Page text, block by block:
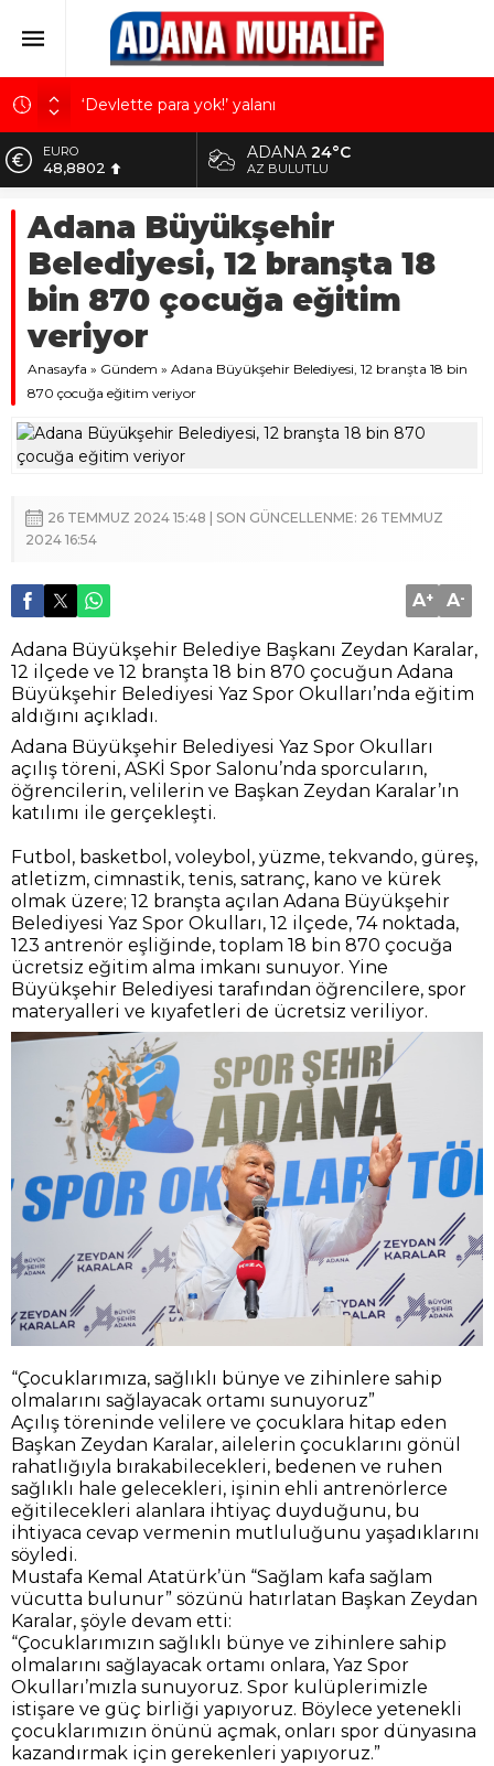
‘Devlette para yok!’ yalanı
Kuru meyve sektörü 2 milyar dolar ihracat hedefi
için Ankara’dan destek istedi
Mobilya ihracatında Avrupa ivmesi
Göz için “Akıllı Mercek” herkes için uygun mu?
Devletin iki bilançosu: Görünen bütçe, bütçe dışı
riskler ve hazineyi bekleyen yük
ALTIN
5.629,56
10.824,63
DOLAR
42,2340
48,8802
ADANA24°C
AZ BULUTLU
Adana Büyükşehir
Belediyesi, 12 branşta 18
bin 870 çocuğa eğitim
veriyor
Anasayfa » Gündem » Adana Büyükşehir Belediyesi, 12 branşta 18 bin
870 çocuğa eğitim veriyor
26 TEMMUZ 2024 15:48 | SON GÜNCELLENME: 26 TEMMUZ
2024 16:54
A+ A-
Adana Büyükşehir Belediye Başkanı Zeydan Karalar,
12 ilçede ve 12 branşta 18 bin 870 çocuğun Adana
Büyükşehir Belediyesi Yaz Spor Okulları’nda eğitim
aldığını açıkladı.
Adana Büyükşehir Belediyesi Yaz Spor Okulları
açılış töreni, ASKİ Spor Salonu’nda sporcuların,
öğrencilerin, velilerin ve Başkan Zeydan Karalar’ın
katılımı ile gerçekleşti.
Futbol, basketbol, voleybol, yüzme, tekvando, güreş,
atletizm, cimnastik, tenis, satranç, kano ve kürek
olmak üzere; 12 branşta açılan Adana Büyükşehir
Belediyesi Yaz Spor Okulları, 12 ilçede, 74 noktada,
123 antrenör eşliğinde, toplam 18 bin 870 çocuğa
ücretsiz eğitim alma imkanı sunuyor. Yine
Büyükşehir Belediyesi tarafından öğrencilere, spor
materyalleri ve kıyafetleri de ücretsiz veriliyor.
“Çocuklarımıza, sağlıklı bünye ve zihinlere sahip
olmalarını sağlayacak ortamı sunuyoruz”
Açılış töreninde velilere ve çocuklara hitap eden
Başkan Zeydan Karalar, ailelerin çocuklarını gönül
rahatlığıyla bırakabilecekleri, bedenen ve ruhen
sağlıklı hale gelecekleri, işinin ehli antrenörlerce
eğitilecekleri alanlara ihtiyaç duyduğunu, bu
ihtiyaca cevap vermenin mutluluğunu yaşadıklarını
söyledi.
Mustafa Kemal Atatürk’ün “Sağlam kafa sağlam
vücutta bulunur” sözünü hatırlatan Başkan Zeydan
Karalar, şöyle devam etti:
“Çocuklarımızın sağlıklı bünye ve zihinlere sahip
olmalarını sağlayacak ortamı onlara, Yaz Spor
Okulları’mızla sunuyoruz. Spor kulüplerimizle
istişare ve güç birliği yapıyoruz. Böylece yetenekli
çocuklarımızın önünü açmak, onları spor dünyasına
kazandırmak için gerekenleri yapıyoruz.”